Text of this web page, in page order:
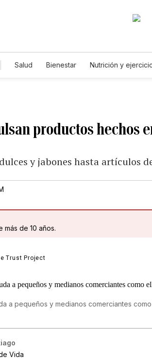
Salud Bienestar Nutrición y
productos hechos
y jabones hasta artículos
más de 10 años.
a pequeños y medianos comerciantes
Vida